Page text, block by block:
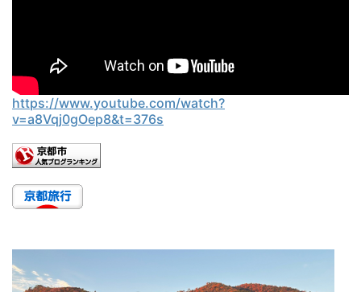
https://www.youtube.com/watch?
v=a8Vqj0gOep8&t=376s